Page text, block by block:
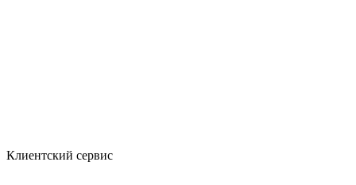
Клиентский сервис